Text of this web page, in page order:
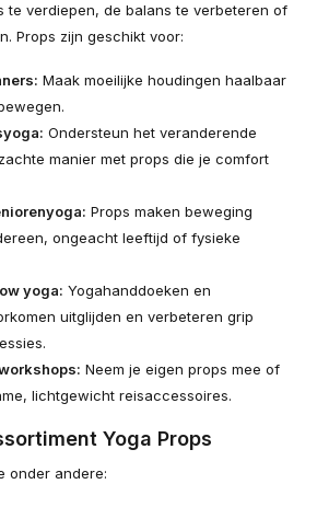
te verdiepen, de balans te verbeteren of
Props zijn geschikt voor:
Maak moeilijke houdingen haalbaar
Ondersteun het veranderende
manier met props die je comfort
Props maken beweging
ongeacht leeftijd of fysieke
yoga: Yogahanddoeken en
uitglijden en verbeteren grip
Neem je eigen props mee of
lichtgewicht reisaccessoires.
Yoga Props
onder andere: